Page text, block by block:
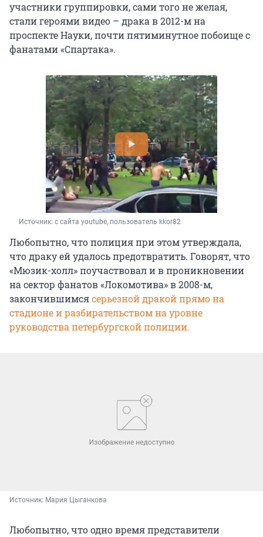
участники группировки, сами того не желая,
стали героями видео – драка в 2012-м на
проспекте Науки, почти пятиминутное побоище с
фанатами «Спартака».
Источник: с сайта youtube, пользователь kkor82
Любопытно, что полиция при этом утверждала,
что драку ей удалось предотвратить. Говорят, что
«Мюзик-холл» поучаствовал и в проникновении
на сектор фанатов «Локомотива» в 2008-м,
закончившимсясерьезной дракой прямо на
стадионе и разбирательством на уровне
руководства петербургской полиции.
Источник: Мария Цыганкова
Любопытно, что одно время представители